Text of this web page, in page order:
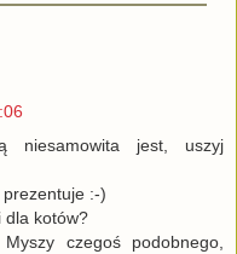
niesamowita jest, uszyj
:-)
dla kotów?
czegoś podobnego,